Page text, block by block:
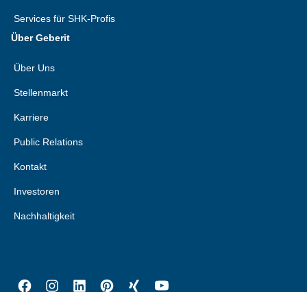
Services für SHK-Profis
Über Geberit
Über Uns
Stellenmarkt
Karriere
Public Relations
Kontakt
Investoren
Nachhaltigkeit